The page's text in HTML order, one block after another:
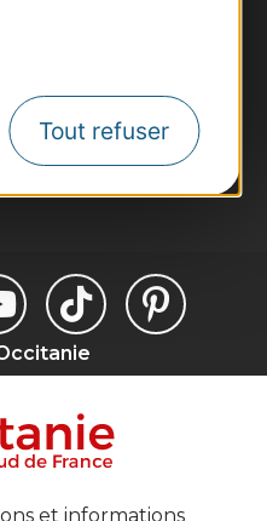
Tout refuser
recevoir des
visites et de sorties.
et informations